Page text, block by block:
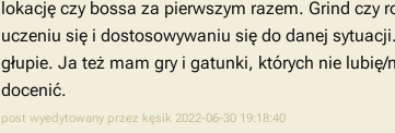
lokację czy bossa za pierwszym razem. Grind czy
uczeniu się i dostosowywaniu się do danej
głupie. Ja też mam gry i gatunki, których nie
docenić.
post wyedytowany przez kęsik 2022-06-30 19:18:40